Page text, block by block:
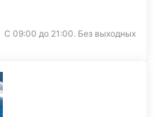
С 09:00 до 21:00. Без выходных